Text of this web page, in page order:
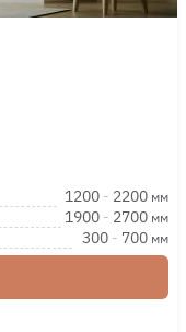
1200 - 2200 мм
1900 - 2700 мм
300 - 700 мм